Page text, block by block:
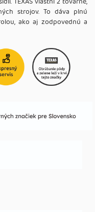
strojov. To dáva plnú
ako aj zodpovednú a